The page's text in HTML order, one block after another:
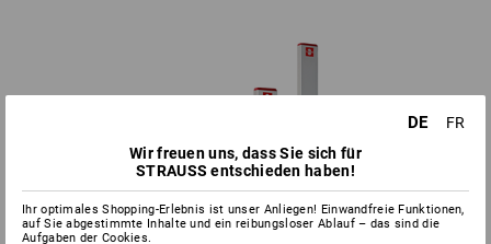
DE
FR
Wir freuen uns, dass Sie sich für
STRAUSS entschieden haben!
Ihr optimales Shopping-Erlebnis ist unser Anliegen! Einwandfreie Funktionen,
auf Sie abgestimmte Inhalte und ein reibungsloser Ablauf – das sind die
Aufgaben der Cookies.